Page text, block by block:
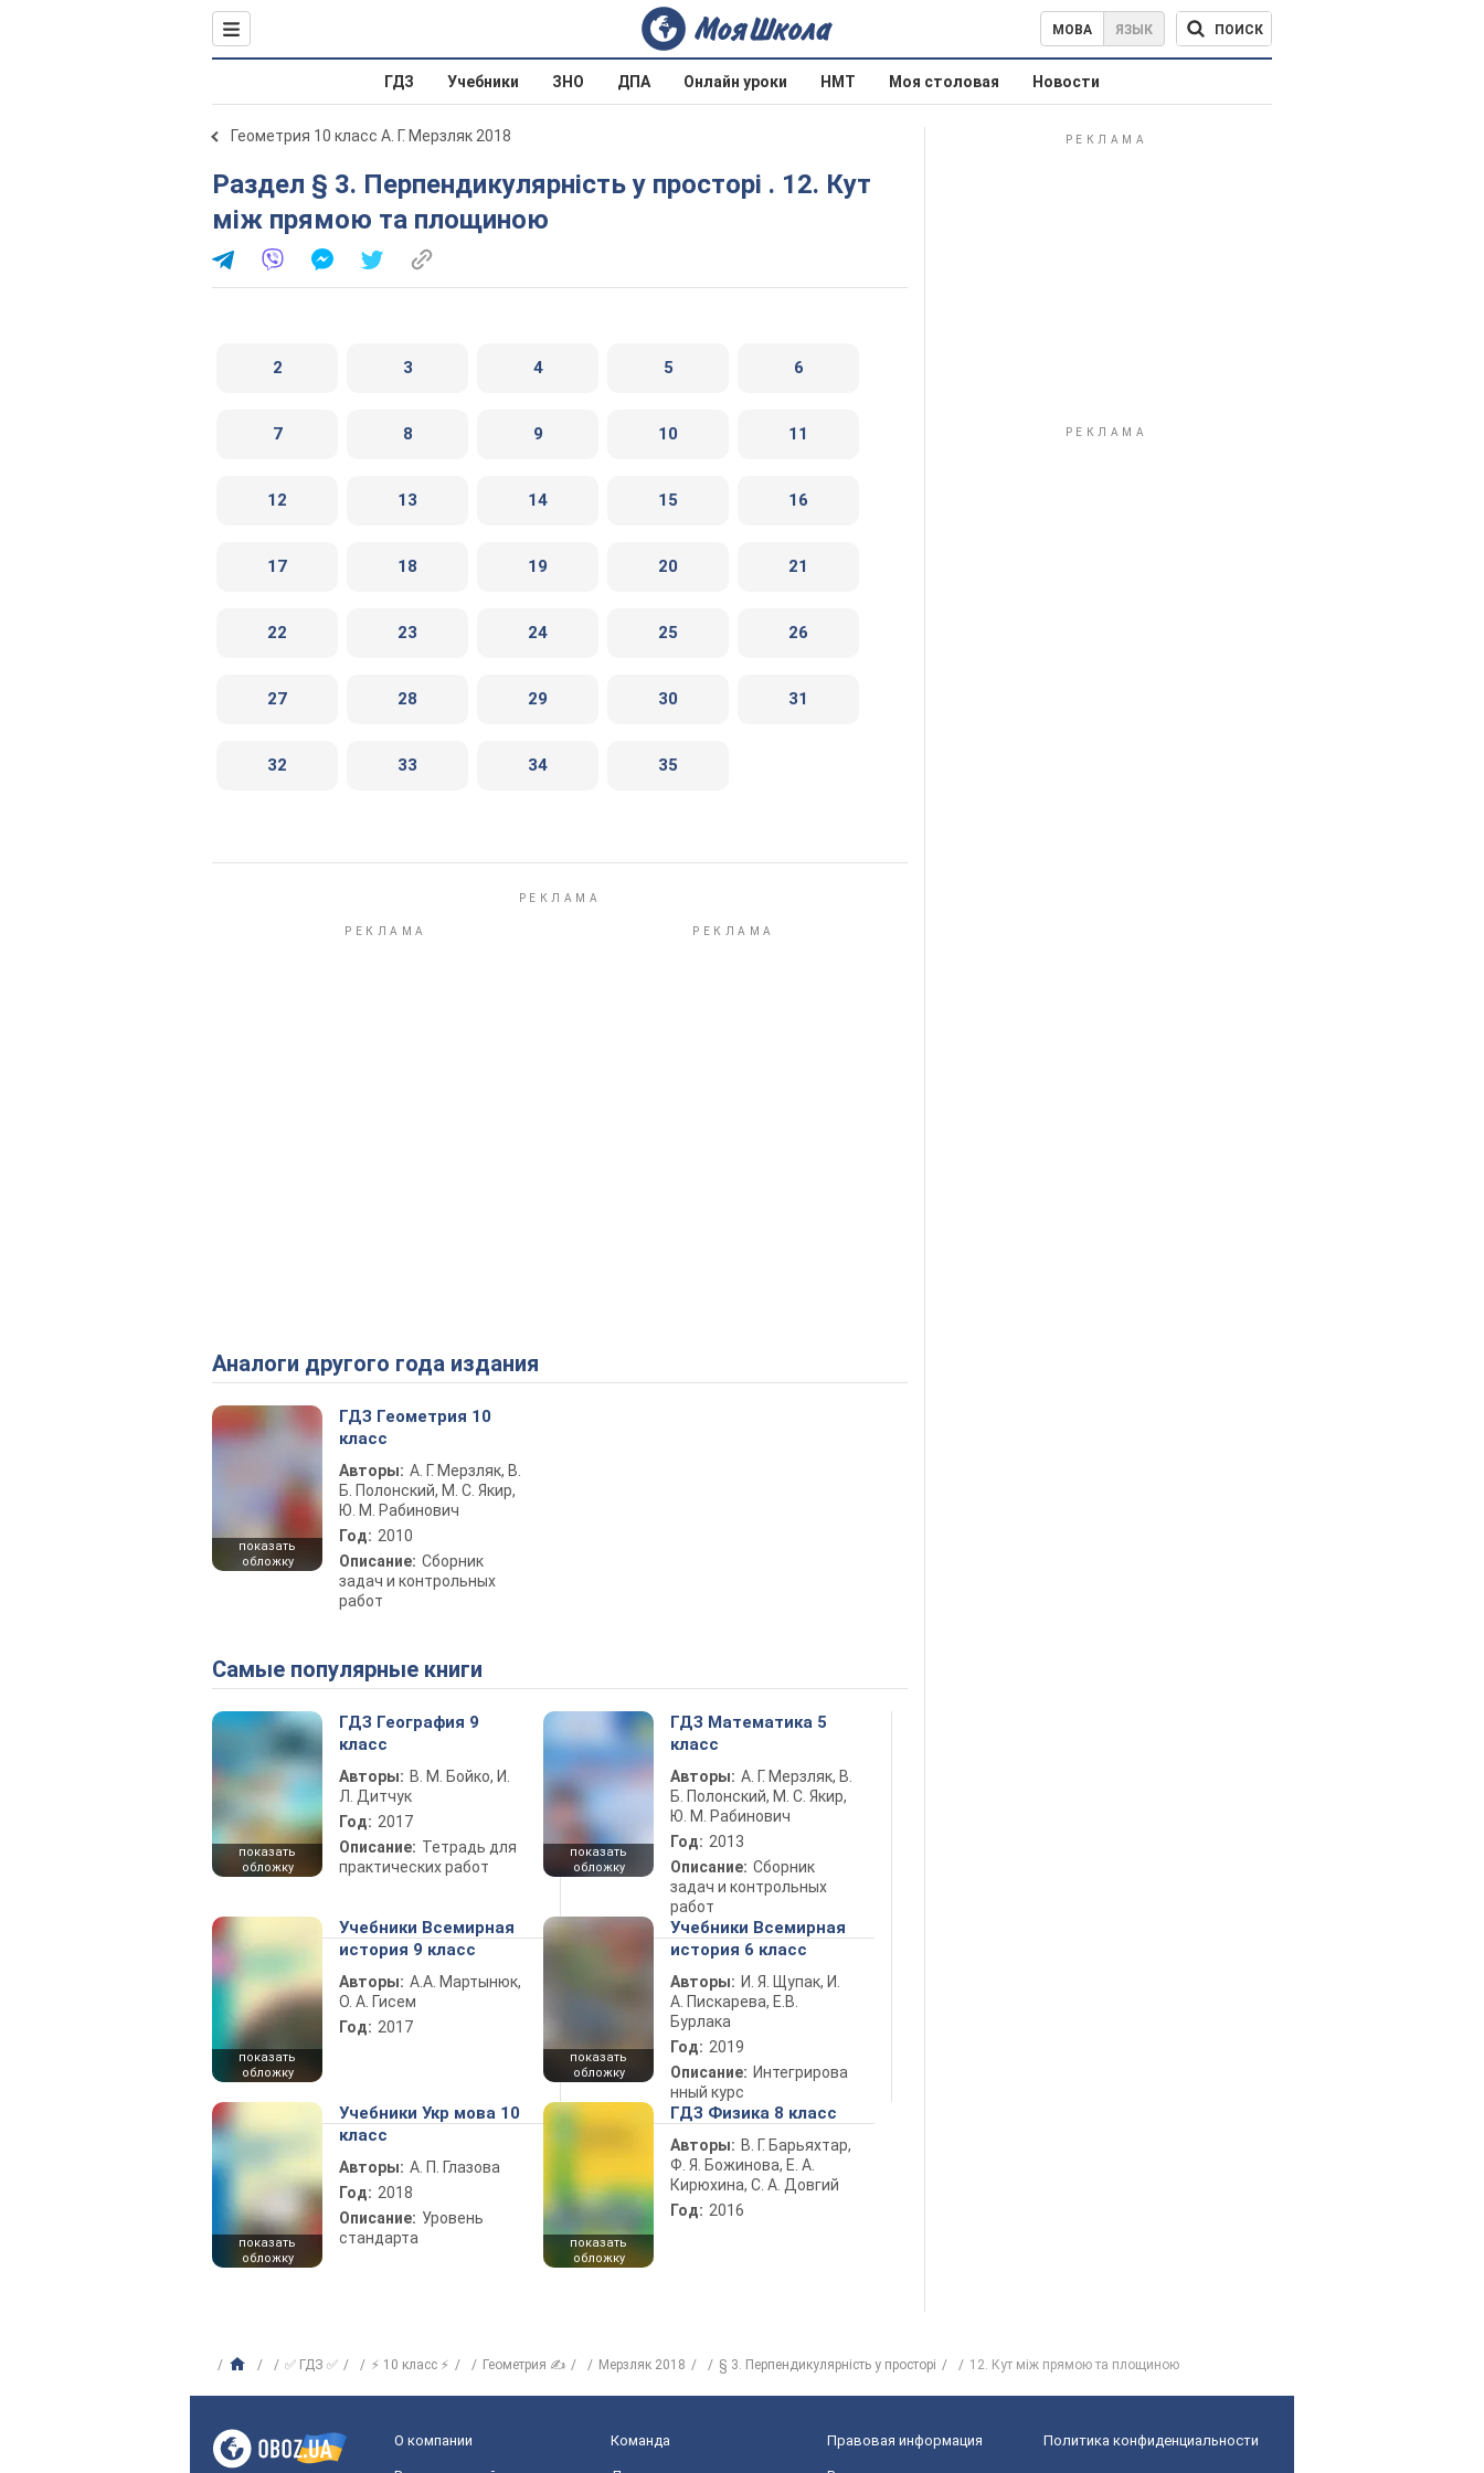
МОВА ЯЗЫК ПОИСК
ГДЗ Учебники ЗНО ДПА Онлайн уроки НМТ Моя столовая Новости
Геометрия 10 класс А. Г. Мерзляк 2018
Раздел § 3. Перпендикулярність у просторі . 12. Кут
між прямою та площиною
2 3 4 5 6
7 8 9 10 11
12 13 14 15 16
17 18 19 20 21
22 23 24 25 26
27 28 29 30 31
32 33 34 35
Аналоги другого года издания
показать
обложку
ГДЗ Геометрия 10
класс
Авторы: А. Г. Мерзляк, В.
Б. Полонский, М. С. Якир,
Ю. М. Рабинович
Год: 2010
Описание: Сборник
задач и контрольных
работ
Самые популярные книги
показать
обложку
ГДЗ География 9
класс
Авторы: В. М. Бойко, И.
Л. Дитчук
Год: 2017
Описание: Тетрадь для
практических работ
показать
обложку
ГДЗ Математика 5
класс
Авторы: А. Г. Мерзляк, В.
Б. Полонский, М. С. Якир,
Ю. М. Рабинович
Год: 2013
Описание: Сборник
задач и контрольных
работ
показать
обложку
Учебники Всемирная
история 9 класс
Авторы: А.А. Мартынюк,
О. А. Гисем
Год: 2017
показать
обложку
Учебники Всемирная
история 6 класс
Авторы: И. Я. Щупак, И.
А. Пискарева, Е.В.
Бурлака
Год: 2019
Описание: Интегрирова
нный курс
показать
обложку
Учебники Укр мова 10
класс
Авторы: А. П. Глазова
Год: 2018
Описание: Уровень
стандарта
показать
обложку
ГДЗ Физика 8 класс
Авторы: В. Г. Барьяхтар,
Ф. Я. Божинова, Е. А.
Кирюхина, С. А. Довгий
Год: 2016
✅ ГДЗ ✅ ⚡ 10 класс ⚡ Геометрия ✍ Мерзляк 2018 § 3. Перпендикулярність у просторі 12. Кут між прямою та площиною
О компании Команда Правовая информация Политика конфиденциальности